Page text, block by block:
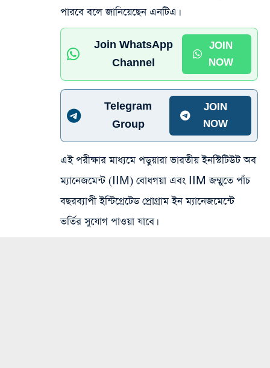
পারবে বলে জানিয়েছেন এনটিএ।
Join WhatsApp
Channel
JOIN
NOW
Telegram
Group
JOIN
NOW
এই পরীক্ষার মাধ্যমে পড়ুয়ারা ভারতীয় ইনস্টিটিউট অব
ম্যানেজমেন্ট (IIM) বোধগয়া এবং IIM জম্মুতে পাঁচ
বছরব্যাপী ইন্টিগ্রেটেড প্রোগ্রাম ইন ম্যানেজমেন্টে
ভর্তির সুযোগ পাওয়া যাবে।